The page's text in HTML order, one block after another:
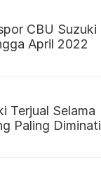
CBU Suzuki
April 2022
Terjual Selama
Paling Diminati